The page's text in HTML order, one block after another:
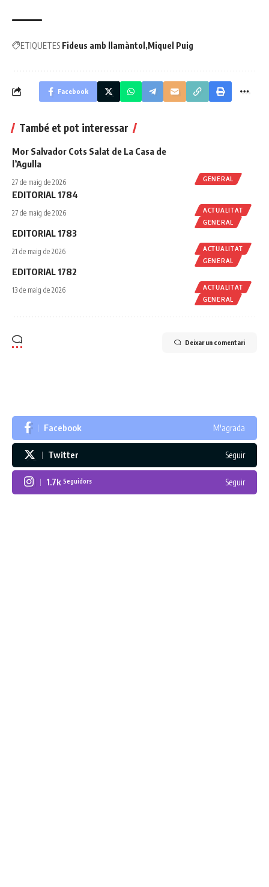
ETIQUETES Fideus amb llamàntol Miquel Puig
Facebook
També et pot interessar
GENERAL
Mor Salvador Cots Salat de La Casa de
l’Agulla
27 de maig de 2026
ACTUALITAT
GENERAL
EDITORIAL 1784
27 de maig de 2026
ACTUALITAT
GENERAL
EDITORIAL 1783
21 de maig de 2026
ACTUALITAT
GENERAL
EDITORIAL 1782
13 de maig de 2026
Deixar un comentari
Facebook M'agrada
Twitter Seguir
1.7k Seguidors Seguir